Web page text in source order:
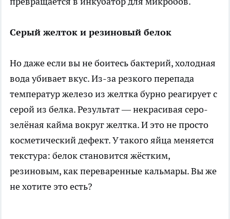
Серый желток и резиновый белок
Но даже если вы не боитесь бактерий, холодная
вода убивает вкус. Из-за резкого перепада
температур железо из желтка бурно реагирует с
серой из белка. Результат — некрасивая серо-
зелёная кайма вокруг желтка. И это не просто
косметический дефект. У такого яйца меняется
текстура: белок становится жёстким,
резиновым, как переваренные кальмары. Вы же
не хотите это есть?